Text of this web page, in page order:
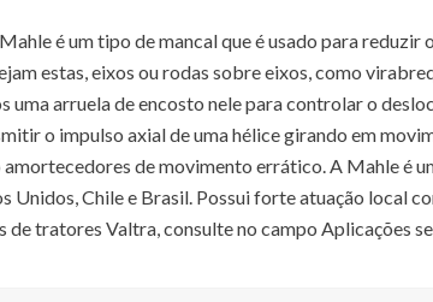
é um tipo de mancal que é usado para reduzir
estas, eixos ou rodas sobre eixos, como
arruela de encosto nele para controlar o
o impulso axial de uma hélice girando em
de movimento errático. A Mahle é
Unidos, Chile e Brasil. Possui forte atuação local
tratores Valtra, consulte no campo Aplicações